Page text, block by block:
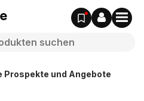
und Angebote